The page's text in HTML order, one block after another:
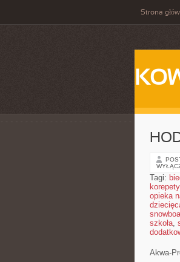
Strona
Tagi:
opieka
szkoła,
Akwa-